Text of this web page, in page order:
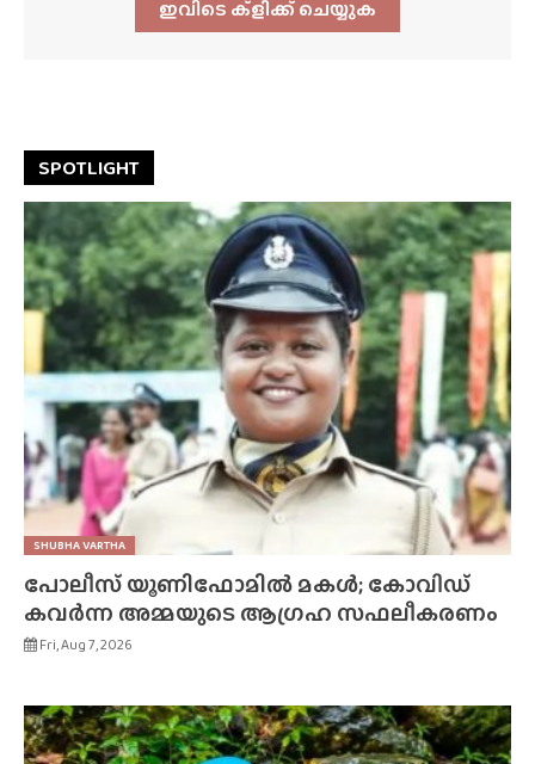
ഇവിടെ ക്ളിക്ക്‌ ചെയ്യുക
SPOTLIGHT
SHUBHA VARTHA
പോലീസ് യൂണിഫോമിൽ മകൾ; കോവിഡ്
കവർന്ന അമ്മയുടെ ആഗ്രഹ സഫലീകരണം
Fri, Aug 7, 2026